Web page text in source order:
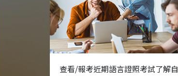
查看/報考近期語言證照考試了解自